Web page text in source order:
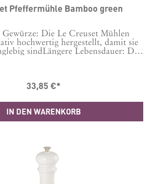
Pfeffermühle Bamboo green
Die Le Creuset Mühlen
hochwertig hergestellt, damit sie
sindLängere Lebensdauer: Die
aus den hochwertigsten Materialien
von Le Creuset erwarten.Material
6.2 cm Breite: 6.2 cm Höhe:
in ChinaGarantie 10 Jahre
33,85 €*
IN DEN WARENKORB